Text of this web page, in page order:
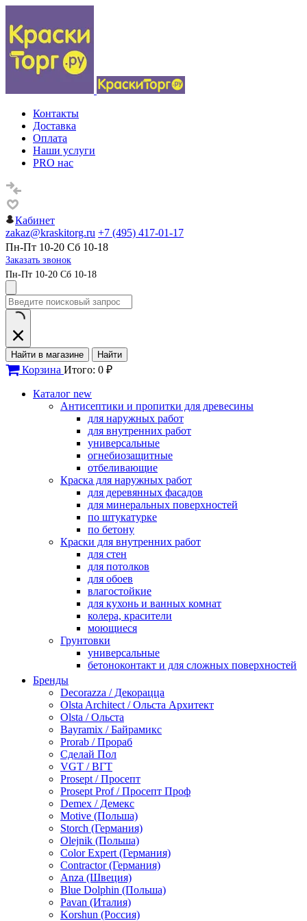
Контакты
Доставка
Оплата
Наши услуги
PRO нас
Кабинет
zakaz@kraskitorg.ru +7 (495) 417-01-17
Пн-Пт 10-20 Сб 10-18
Заказать звонок
Пн-Пт 10-20 Сб 10-18
Найти в магазине Найти
Корзина Итого: 0 ₽
Каталог new
Антисептики и пропитки для древесины
для наружных работ
для внутренних работ
универсальные
огнебиозащитные
отбеливающие
Краска для наружных работ
для деревянных фасадов
для минеральных поверхностей
по штукатурке
по бетону
Краски для внутренних работ
для стен
для потолков
для обоев
влагостойкие
для кухонь и ванных комнат
колера, красители
моющиеся
Грунтовки
универсальные
бетоноконтакт и для сложных поверхностей
по металлу
антикорозийные
под декоративные штукатурки
для гипсокартона
под штукатурку
Герметик
акриловые
силиконовые универсальные, нейтральные
силиконовые санитарные (антигрибковые)
шовные для срубов
для кровли
для каминов
полиуретановые
Декоративные штукатурки и краски
краски для декора, патина
мокрый шелк
венецианские (эффект мрамора)
песок (эффект песчаных вихрей)
декоративная шпаклевка
Бренды
Decorazza / Декорацца
Olsta Architect / Ольста Архитект
Olsta / Ольста
Bayramix / Байрамикс
Prorab / Прораб
Сделай Пол
VGT / ВГТ
Prosept / Просепт
Prosept Prof / Просепт Проф
Demex / Демекс
Motive (Польша)
Storch (Германия)
Olejnik (Польша)
Color Expert (Германия)
Contractor (Германия)
Anza (Швеция)
Blue Dolphin (Польша)
Pavan (Италия)
Korshun (Россия)